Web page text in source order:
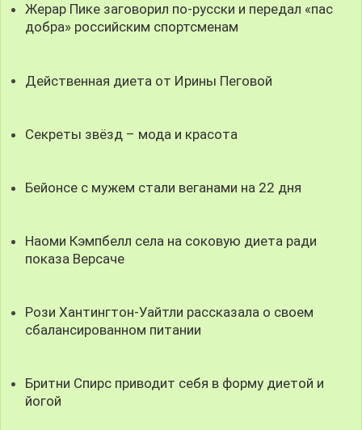
Жерар Пике заговорил по-русски и передал «пас
добра» российским спортсменам
Действенная диета от Ирины Пеговой
Секреты звёзд – мода и красота
Бейонсе с мужем стали веганами на 22 дня
Наоми Кэмпбелл села на соковую диета ради
показа Версаче
Рози Хантингтон-Уайтли рассказала о своем
сбалансированном питании
Бритни Спирс приводит себя в форму диетой и
йогой